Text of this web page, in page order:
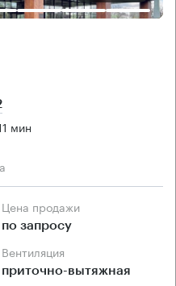
мин
Цена продажи
по запросу
Вентиляция
приточно-вытяжная